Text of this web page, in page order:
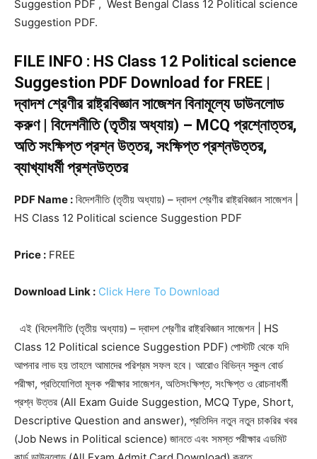
Suggestion PDF , West Bengal Class 12 Political science
Suggestion PDF.
FILE INFO : HS Class 12 Political science
Suggestion PDF Download for FREE |
দ্বাদশ শ্রেণীর রাষ্ট্রবিজ্ঞান সাজেশন বিনামূল্যে ডাউনলোড
করুণ | বিদেশনীতি (তৃতীয় অধ্যায়) – MCQ প্রশ্নোত্তর,
অতি সংক্ষিপ্ত প্রশ্ন উত্তর, সংক্ষিপ্ত প্রশ্নউত্তর,
ব্যাখ্যাধর্মী প্রশ্নউত্তর
PDF Name : বিদেশনীতি (তৃতীয় অধ্যায়) – দ্বাদশ শ্রেণীর রাষ্ট্রবিজ্ঞান সাজেশন |
HS Class 12 Political science Suggestion PDF
Price : FREE
Download Link : Click Here To Download
এই (বিদেশনীতি (তৃতীয় অধ্যায়) – দ্বাদশ শ্রেণীর রাষ্ট্রবিজ্ঞান সাজেশন | HS
Class 12 Political science Suggestion PDF) পোস্টটি থেকে যদি
আপনার লাভ হয় তাহলে আমাদের পরিশ্রম সফল হবে। আরোও বিভিন্ন স্কুল বোর্ড
পরীক্ষা, প্রতিযোগিতা মূলক পরীক্ষার সাজেশন, অতিসংক্ষিপ্ত, সংক্ষিপ্ত ও রোচনাধর্মী
প্রশ্ন উত্তর (All Exam Guide Suggestion, MCQ Type, Short,
Descriptive Question and answer), প্রতিদিন নতুন নতুন চাকরির খবর
(Job News in Political science) জানতে এবং সমস্ত পরীক্ষার এডমিট